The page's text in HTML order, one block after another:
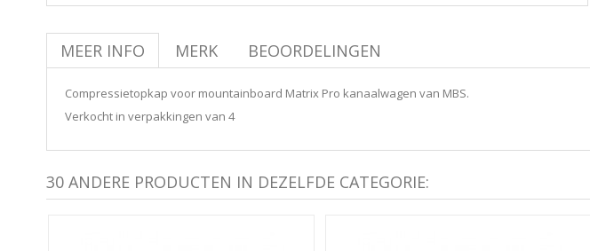
MEER INFO MERK BEOORDELINGEN
Compressietopkap voor mountainboard Matrix Pro kanaalwagen van MBS.
Verkocht in verpakkingen van 4
30 ANDERE PRODUCTEN IN DEZELFDE CATEGORIE: